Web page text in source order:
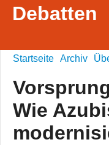
Debatten
Startseite Archiv
Wie